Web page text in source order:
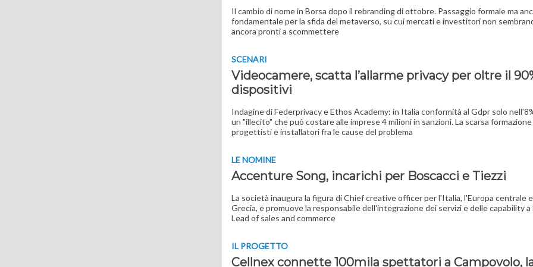
Il cambio di nome in Borsa dopo il rebranding di ottobre. Passaggio formale ma
fondamentale per la sfida del metaverso, su cui mercati e investitori non
ancora pronti a scommettere
SCENARI
Videocamere, scatta l’allarme privacy per oltre il
dispositivi
Indagine di Federprivacy e Ethos Academy: in Italia conformità al Gdpr solo
un "illecito" che può costare alle imprese 4 milioni in sanzioni. La scarsa
progettisti e installatori fra le cause del problema
LE NOMINE
Accenture Song, incarichi per Boscacci e Tiezzi
La società inaugura la figura di Chief creative officer per l'Italia, l'Europa centrale
Grecia, e promuove la responsabile dell'integrazione dei servizi e delle capability a
Lead of sales and commerce
IL PROGETTO
Cellnex connette 100mila spettatori a Campovolo,